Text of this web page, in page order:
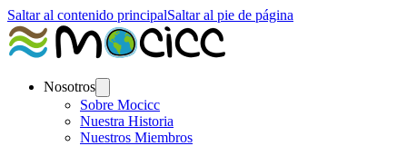
Saltar al contenido principalSaltar al pie de página
Nosotros
Sobre Mocicc
Nuestra Historia
Nuestros Miembros